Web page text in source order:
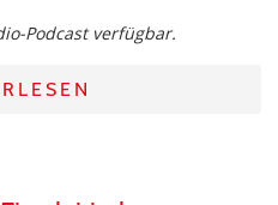
Podcast verfügbar.